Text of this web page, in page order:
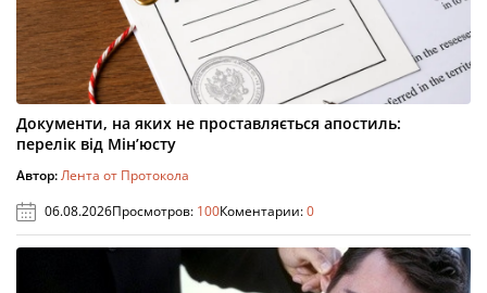
Документи, на яких не проставляється апостиль:
перелік від Мін’юсту
Автор:Лента от Протокола
06.08.2026Просмотров: 100Коментарии:0